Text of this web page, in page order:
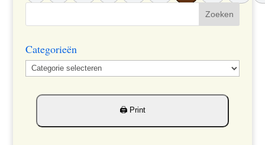
Categorieën
Categorieën